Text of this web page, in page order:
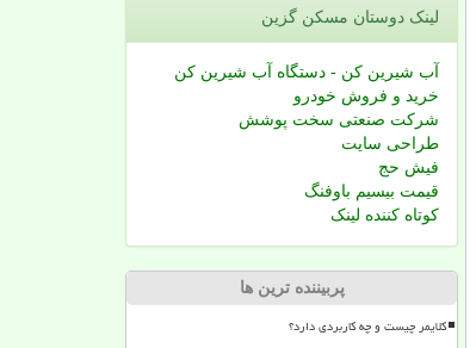
لینک دوستان مسكن گزین
آب شیرین کن - دستگاه آب شیرین کن
خرید و فروش خودرو
شرکت صنعتی سخت پوشش
طراحی سایت
فیش حج
قیمت بیسیم باوفنگ
کوتاه کننده لینک
پربیننده ترین ها
کلایمر چیست و چه کاربردی دارد؟